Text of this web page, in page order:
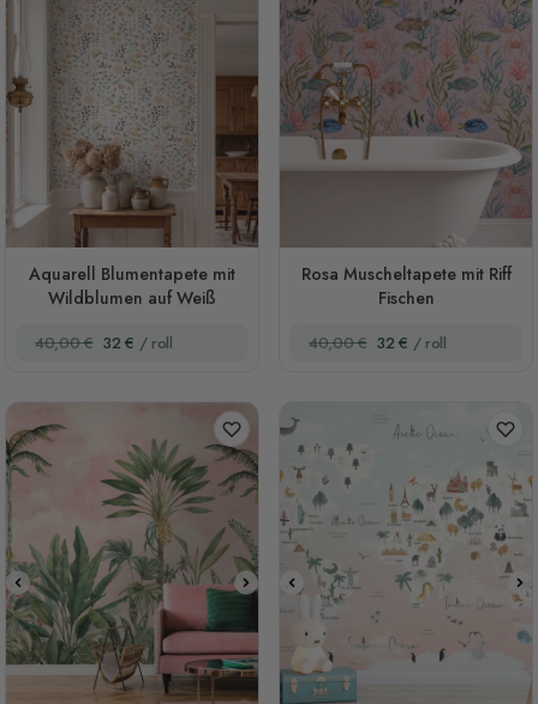
Aquarell Blumentapete mit
Wildblumen auf Weiß
40,00 € 32 € / roll
Rosa Muscheltapete mit Riff
Fischen
40,00 € 32 € / roll